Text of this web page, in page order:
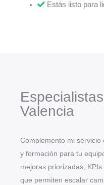
Estás listo para
Valencia
Complemento mi
y formación para tu
mejoras priorizadas,
que permiten escalar